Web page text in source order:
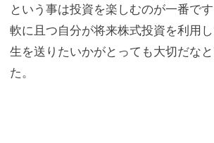
という事は投資を楽しむのが一番で
軟に且つ自分が将来株式投資を利用
生を送りたいかがとっても大切だな
た。